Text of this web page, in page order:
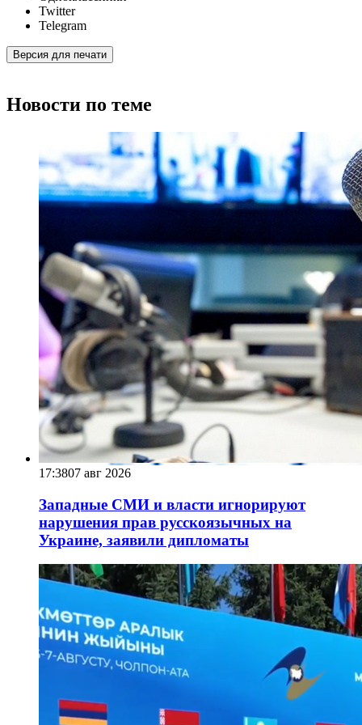
Twitter
Telegram
Версия для печати
Новости по теме
17:3807 авг 2026
Западные СМИ и власти игнорируют
нарушения прав русскоязычных на
Украине, заявили дипломаты